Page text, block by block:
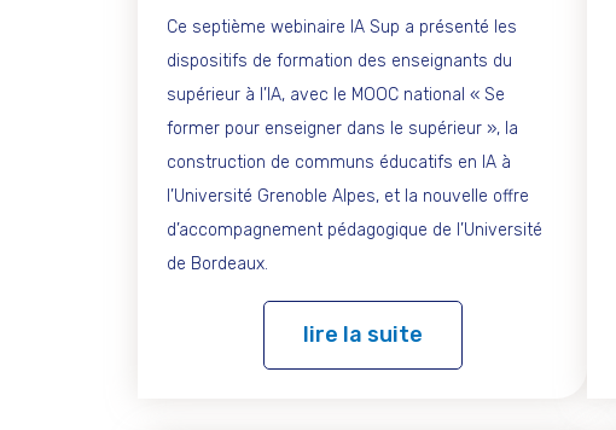
Ce septième webinaire IA Sup a présenté les
dispositifs de formation des enseignants du
supérieur à l’IA, avec le MOOC national « Se
former pour enseigner dans le supérieur », la
construction de communs éducatifs en IA à
l’Université Grenoble Alpes, et la nouvelle offre
d’accompagnement pédagogique de l’Université
de Bordeaux.
lire la suite